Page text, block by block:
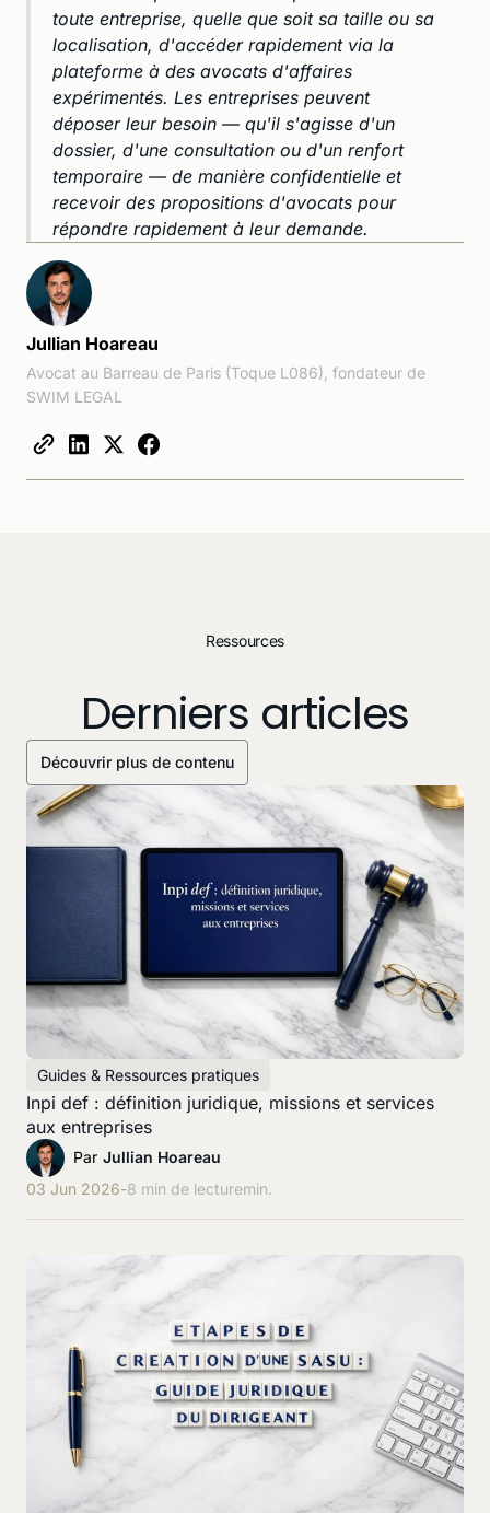
toute entreprise, quelle que soit sa taille ou sa
localisation, d'accéder rapidement via la
plateforme à des avocats d'affaires
expérimentés. Les entreprises peuvent
déposer leur besoin — qu'il s'agisse d'un
dossier, d'une consultation ou d'un renfort
temporaire — de manière confidentielle et
recevoir des propositions d'avocats pour
répondre rapidement à leur demande.
Jullian Hoareau
Avocat au Barreau de Paris (Toque L086), fondateur de
SWIM LEGAL
Ressources
Derniers articles
Découvrir plus de contenu
Guides & Ressources pratiques
Inpi def : définition juridique, missions et services
aux entreprises
Par Jullian Hoareau
03 Jun 2026-8 min de lecturemin.